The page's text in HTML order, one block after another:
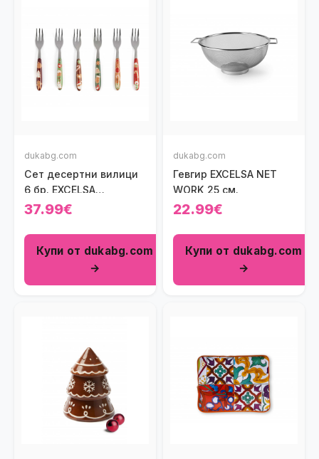
dukabg.com
Сет десертни вилици
6 бр. EXCELSA
WONDERFUL GINGER
37.99€
Купи от dukabg.com
→
dukabg.com
Гевгир EXCELSA NET
WORK 25 см.
22.99€
Купи от dukabg.com
→